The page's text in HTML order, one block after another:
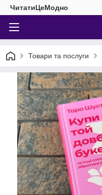
ЧитатиЦеМодно
Товари та послуги